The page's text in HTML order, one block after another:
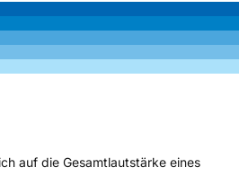
auf die Gesamtlautstärke eines